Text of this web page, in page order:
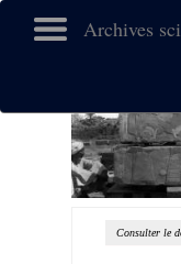
Archives
Consulter le